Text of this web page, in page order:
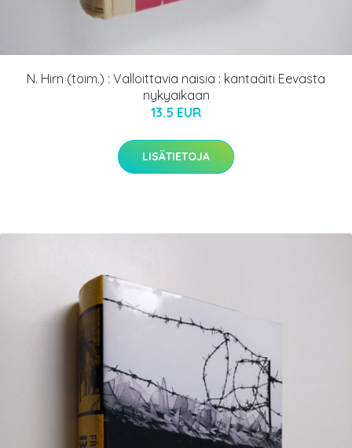
N. Hirn (toim.) : Valloittavia naisia : kantaäiti Eevasta
nykyaikaan
13.5 EUR
LISÄTIETOJA